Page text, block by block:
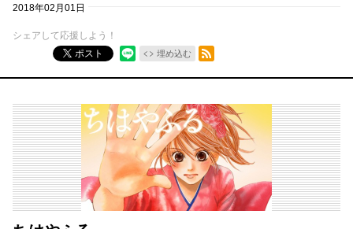
2018年02月01日
シェアして応援しよう！
ポスト
埋め込む
RSSフィード